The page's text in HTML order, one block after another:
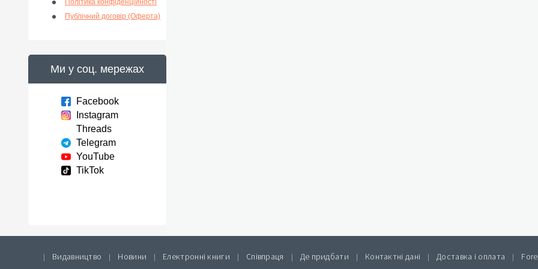
Політика конфіденційності
Публічний договір (Оферта)
Ми у соц. мережах
Facebook
Instagram
Threads
Telegram
YouTube
TikTok
| Видавництво | Новини | Електронні книги | Співпраця | Де придбати | Контактні дані | Доставка і оплата |